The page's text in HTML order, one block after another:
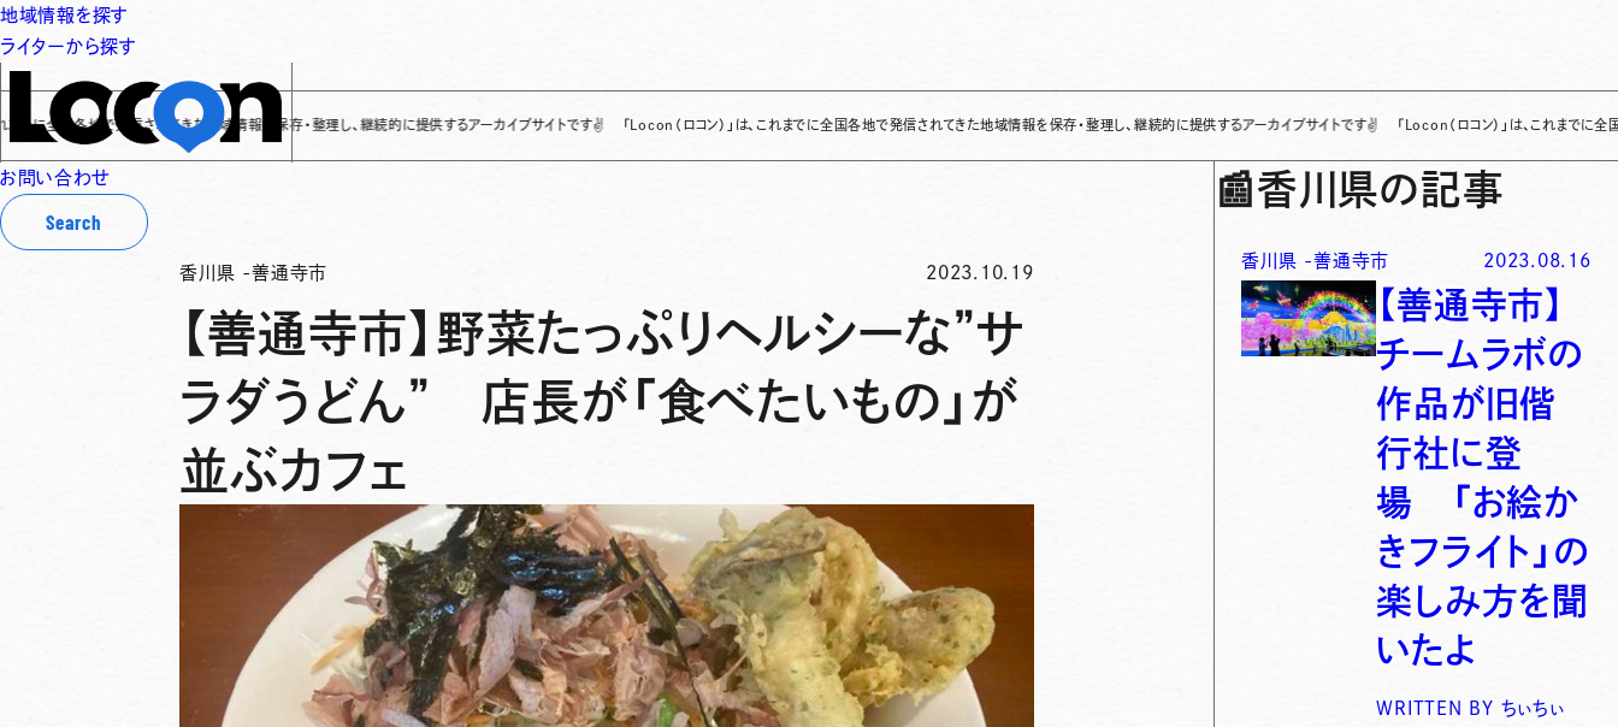
地域情報を探す
ライターから探す
お問い合わせ
Search
地で発信されてきた地域情報を保存・整理し、継続的に提供するアーカイブサイトです✌ 「Locon（ロコン）」は、これまでに全国各地で発信されてきた地域情報を保存・整理し、継続的に提供するアーカイブサイトです✌ 「Locon（ロコン）」は、これまでに全国各地で発
香川県 -善通寺市 2023.10.19
【善通寺市】野菜たっぷりヘルシーな”サ
ラダうどん” 店長が「食べたいもの」が
並ぶカフェ
📰香川県の記事
香川県 -善通寺市 2023.08.16
【善通寺市】
チームラボの
作品が旧偕
行社に登
場 「お絵か
きフライト」の
楽しみ方を聞
いたよ
WRITTEN BY ちぃちぃ